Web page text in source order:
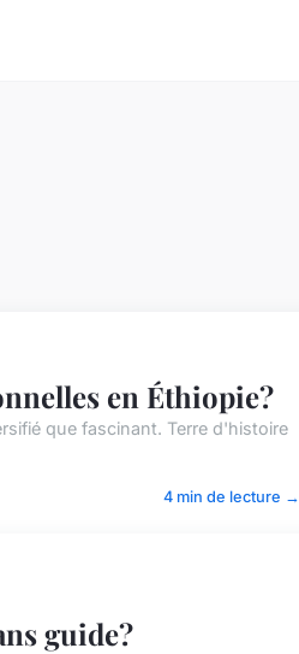
en Éthiopie?
que fascinant. Terre d'histoire
4 min de lecture →
guide?